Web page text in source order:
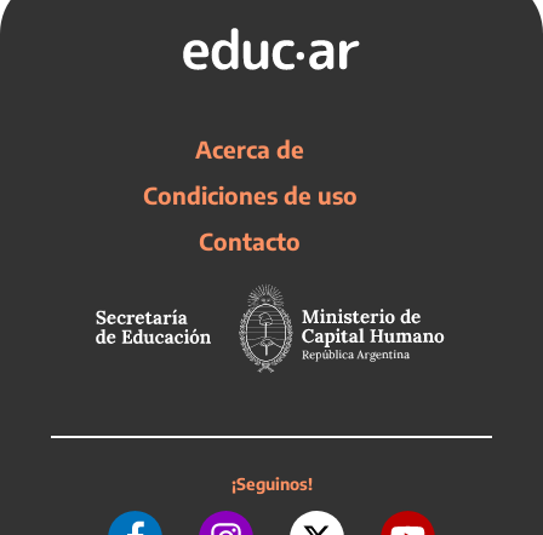
Acerca de
Condiciones de uso
Contacto
¡Seguinos!